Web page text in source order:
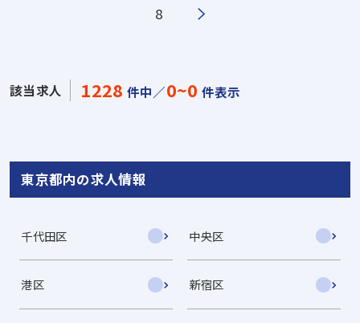
8
該当求人 1228 件中／0~0 件表示
東京都内の求人情報
千代田区 中央区
港区 新宿区